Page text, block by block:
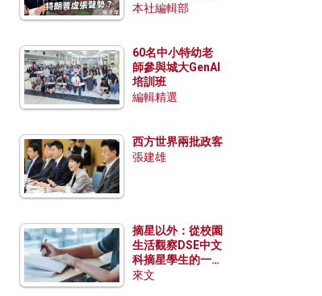
戰爭？伊朗一早洞
本社編輯部
60名中小特幼老
師參與城大GenAI
培訓班
編輯精選
西方世界兩批政客
張建雄
摘星以外：從校園
生活觀察DSE中文
科摘星學生的一點
特質
來文